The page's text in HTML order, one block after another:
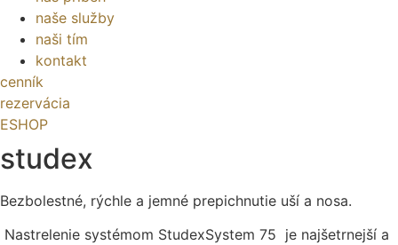
naše služby
naši tím
kontakt
cenník
rezervácia
ESHOP
studex
Bezbolestné, rýchle a jemné prepichnutie uší a nosa.
Nastrelenie systémom StudexSystem 75 je najšetrnejší a